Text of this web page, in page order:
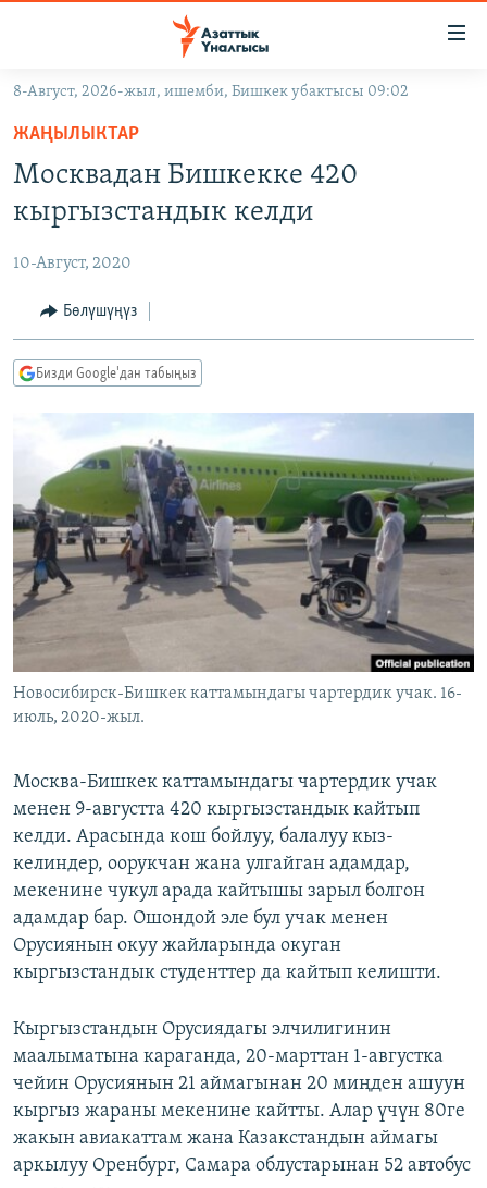
Навигацияга
өтүңүз
Издөөгө
салыңыз
ЭКОНОМИКА
МАДАНИЯТ
БОРБОР АЗИЯ
УКРАИНА
АТАЙЫН ИЛИКТӨӨ
ТВ ПРОГРАММАЛАР
ЭКСПЕРТТЕР ТАЛДАЙТ
БИЗ ЖАНА ДҮЙНӨ
ДАНИСТЕ
ЭЖЕ-СИҢДИЛЕР
АЗАТТЫК+
ЫҢГАЙСЫЗ СУРООЛОР
ӨЗГӨЧӨ ПИКИР
ОНЛАЙН ШЕРИНЕ
8-Август, 2026-жыл, ишемби, Бишкек убактысы 09:02
ЖАҢЫЛЫКТАР
Москвадан Бишкекке 420
кыргызстандык келди
10-Август, 2020
Бөлүшүңүз
Бизди Google'дан табыңыз
Новосибирск-Бишкек каттамындагы чартердик учак. 16-
июль, 2020-жыл.
Москва-Бишкек каттамындагы чартердик учак
менен 9-августта 420 кыргызстандык кайтып
келди. Арасында кош бойлуу, балалуу кыз-
келиндер, оорукчан жана улгайган адамдар,
мекенине чукул арада кайтышы зарыл болгон
адамдар бар. Ошондой эле бул учак менен
Орусиянын окуу жайларында окуган
кыргызстандык студенттер да кайтып келишти.
Кыргызстандын Орусиядагы элчилигинин
маалыматына караганда, 20-марттан 1-августка
чейин Орусиянын 21 аймагынан 20 миңден ашуун
кыргыз жараны мекенине кайтты. Алар үчүн 80ге
жакын авиакаттам жана Казакстандын аймагы
аркылуу Оренбург, Самара облустарынан 52 автобус